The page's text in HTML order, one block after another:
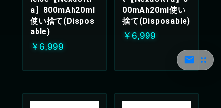
a】800mAh20ml
使い捨て(Dispos
able)
￥6,999
00mAh20ml使い
捨て(Disposable)
￥6,999